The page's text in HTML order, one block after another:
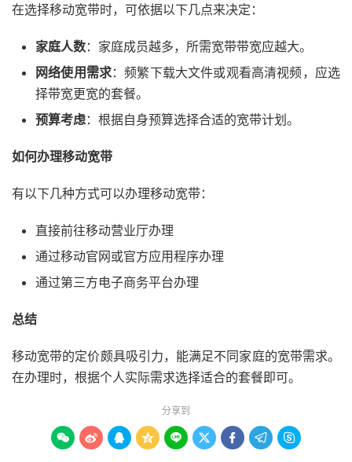
在选择移动宽带时，可依据以下几点来决定：
家庭人数：家庭成员越多，所需宽带带宽应越大。
网络使用需求：频繁下载大文件或观看高清视频，应选
择带宽更宽的套餐。
预算考虑：根据自身预算选择合适的宽带计划。
如何办理移动宽带
有以下几种方式可以办理移动宽带：
直接前往移动营业厅办理
通过移动官网或官方应用程序办理
通过第三方电子商务平台办理
总结
移动宽带的定价颇具吸引力，能满足不同家庭的宽带需求。
在办理时，根据个人实际需求选择适合的套餐即可。
分享到
        